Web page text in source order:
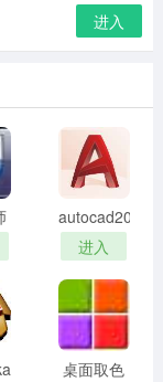
数码媒体内容的
含更多高级的
份系统，功能更
进入
autocad2002
迷你版
进入
桌面取色